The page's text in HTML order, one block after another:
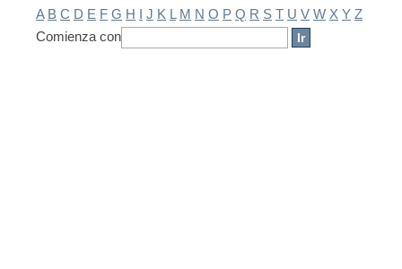
A B C D E F G H I J K L M N O P Q R S T U V W X Y Z
Comienza con